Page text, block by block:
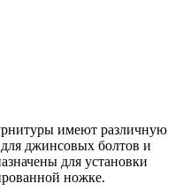
имеют различную
для джинсовых болтов и
для установки
ножке.